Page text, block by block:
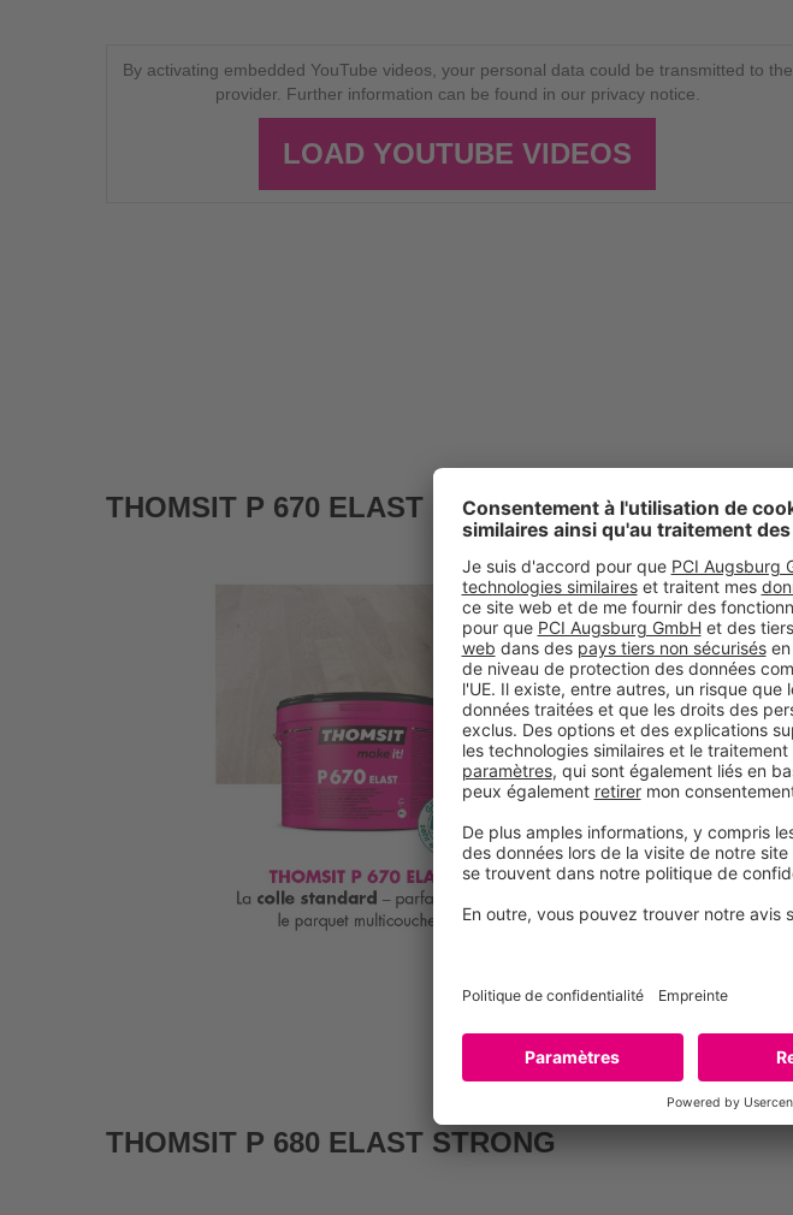
By activating embedded YouTube videos, your personal data could be transmitted to the
provider. Further information can be found in our privacy notice.
LOAD YOUTUBE VIDEOS
THOMSIT P 670 ELAST
THOMSIT P 680 ELAST STRONG